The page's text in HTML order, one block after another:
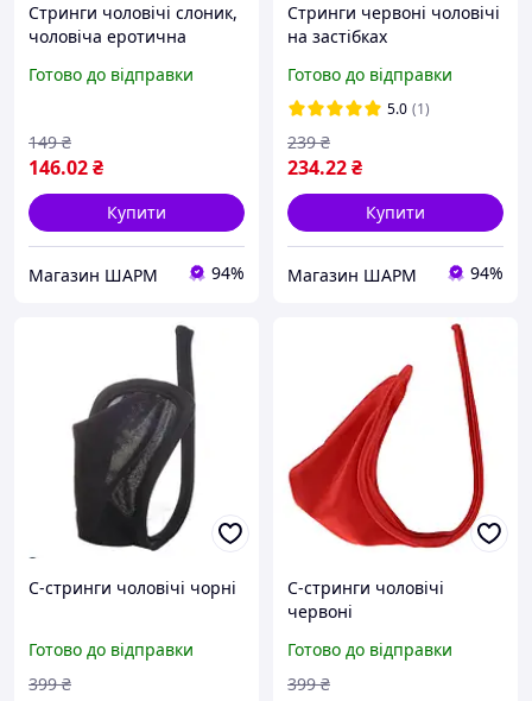
Стринги чоловічі слоник,
чоловіча еротична
Готово до відправки
146.02₴
149 ₴
Купити
Магазин ШАРМ 94%
Стринги червоні чоловічі
на застібках
Готово до відправки
5.0 (1)
234.22₴
239 ₴
Купити
Магазин ШАРМ 94%
С-стринги чоловічі чорні
Готово до відправки
399 ₴
С-стринги чоловічі
червоні
Готово до відправки
399 ₴